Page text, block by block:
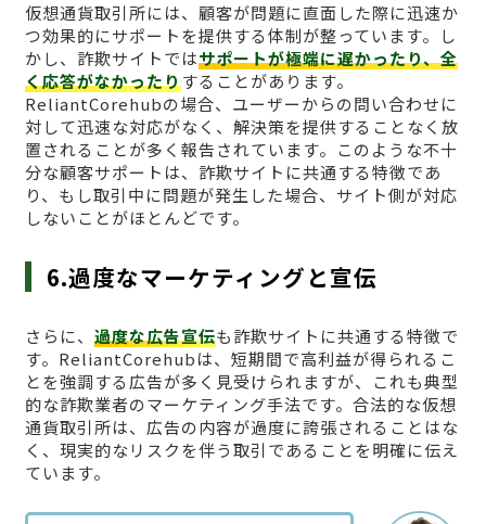
仮想通貨取引所には、顧客が問題に直面した際に迅速か
つ効果的にサポートを提供する体制が整っています。し
かし、詐欺サイトではサポートが極端に遅かったり、全
く応答がなかったりすることがあります。
ReliantCorehubの場合、ユーザーからの問い合わせに
対して迅速な対応がなく、解決策を提供することなく放
置されることが多く報告されています。このような不十
分な顧客サポートは、詐欺サイトに共通する特徴であ
り、もし取引中に問題が発生した場合、サイト側が対応
しないことがほとんどです。
6.過度なマーケティングと宣伝
さらに、 過度な広告宣伝も詐欺サイトに共通する特徴で
す。ReliantCorehubは、短期間で高利益が得られるこ
とを強調する広告が多く見受けられますが、これも典型
的な詐欺業者のマーケティング手法です。合法的な仮想
通貨取引所は、広告の内容が過度に誇張されることはな
く、現実的なリスクを伴う取引であることを明確に伝え
ています。